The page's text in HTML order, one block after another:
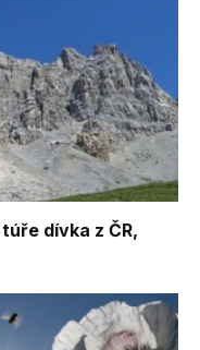
dívka z ČR,